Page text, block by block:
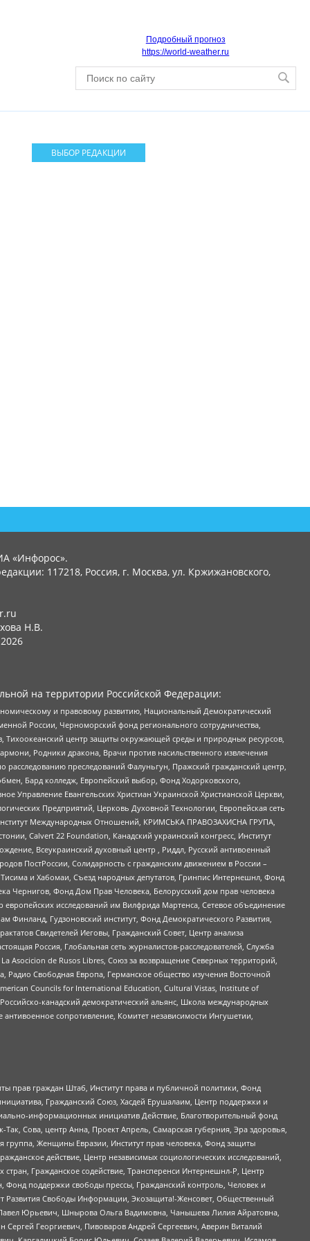
Подробный прогноз
https://world-weather.ru
ВЫБОР РЕДАКЦИИ
«Инфорос».
117218, Россия, г. Москва, ул. Кржижановского,
Н.В.
на территории Российской Федерации:
и правовому развитию, Национальный Демократический
России, Черноморский фонд регионального сотрудничества,
центр защиты окружающей среды и природных ресурсов,
Родники дракона, Врачи против насильственного извлечения
преследований Фалуньгун, Пражский гражданский центр,
Бард колледж, Европейский выбор, Фонд Ходорковского,
Управление Евангельских Христиан Украинской Христианской Церкви,
Предприятий, Церковь Духовной Технологии, Европейская сеть
Международных Отношений, КРИМСЬКА ПРАВОЗАХИСНА ГРУПА,
Calvert 22 Foundation, Канадский украинский конгресс, Институт
Всеукраинский духовный центр , Риддл, Русский антивоенный
ПостРоссии, Солидарность с гражданским движением в России –
и Хабомаи, Съезд народных депутатов, Гринпис Интернешнл, Фонд
Чернигов, Фонд Дом Прав Человека, Белорусский дом прав человека
исследований им Вилфрида Мартенса, Сетевое объединение
Финланд, Гудзоновский институт, Фонд Демократического Развития,
Свидетелей Иеговы, Гражданский Совет, Центр анализа
Россия, Глобальная сеть журналистов-расследователей, Служба
Asocicion de Rusos Libres, Союз за возвращение Северных территорий,
Радио Свободная Европа, Германское общество изучения Восточной
Councils for International Education, Cultural Vistas, Institute of
канадский демократический альянс, Школа международных
сопротивление, Комитет независимости Ингушетии,
прав граждан Штаб, Институт права и публичной политики, Фонд
Гражданский Союз, Хасдей Ерушалаим, Центр поддержки и
информационных инициатив Действие, Благотворительный фонд
Сова, центр Анна, Проект Апрель, Самарская губерния, Эра здоровья,
Женщины Евразии, Институт прав человека, Фонд защиты
действие, Центр независимых социологических исследований,
Гражданское содействие, Трансперенси Интернешнл-Р, Центр
поддержки свободы прессы, Гражданский контроль, Человек и
Развития Свободы Информации, Экозащита!-Женсовет, Общественный
Юрьевич, Шнырова Ольга Вадимовна, Чанышева Лилия Айратовна,
Сергей Георгиевич, Пивоваров Андрей Сергеевич, Аверин Виталий